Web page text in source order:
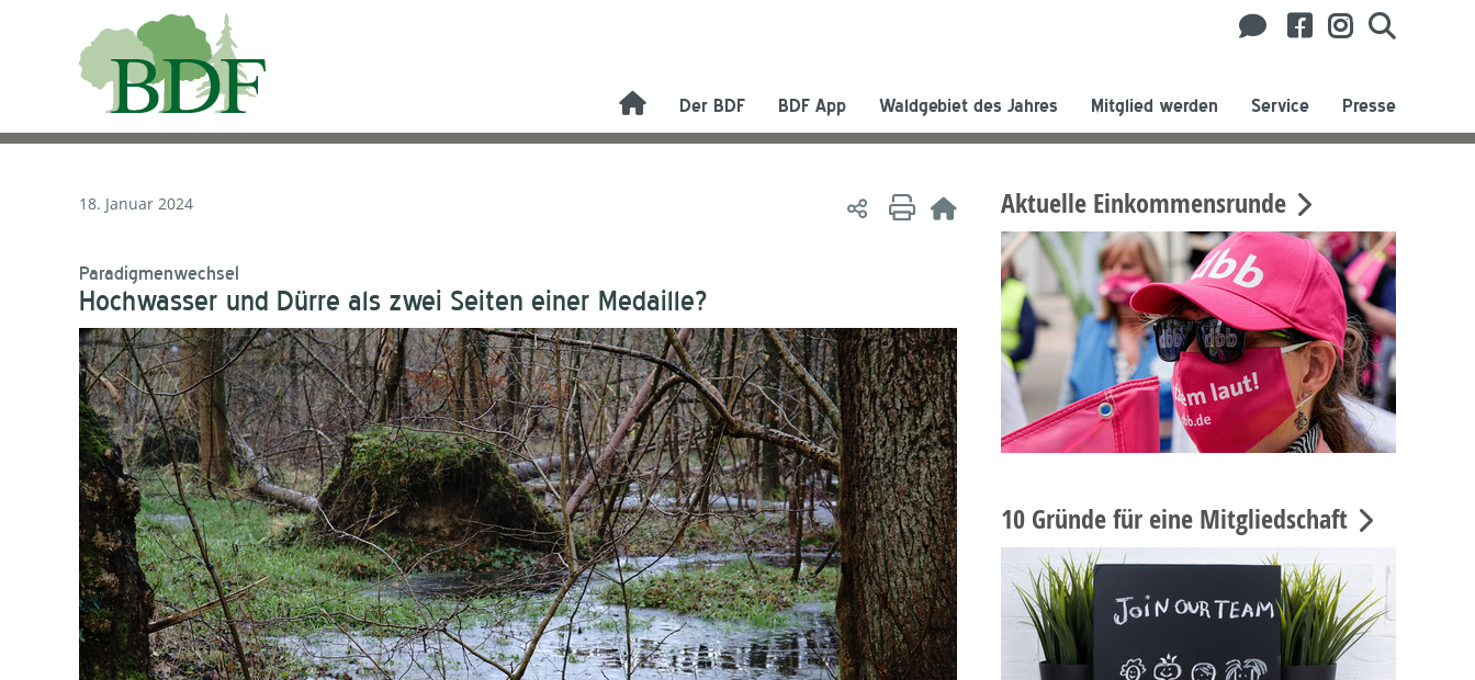
Der BDF BDF App Waldgebiet des Jahres Mitglied werden Service Presse
18. Januar 2024
Paradigmenwechsel
Hochwasser und Dürre als zwei Seiten einer Medaille?
Aktuelle Einkommensrunde
10 Gründe für eine Mitgliedschaft